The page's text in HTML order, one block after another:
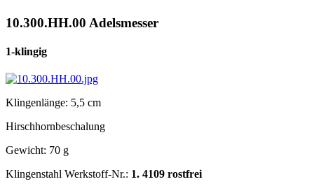
10.300.HH.00 Adelsmesser
1-klingig
Klingenlänge: 5,5 cm
Hirschhornbeschalung
Gewicht: 70 g
Klingenstahl Werkstoff-Nr.: 1. 4109 rostfrei